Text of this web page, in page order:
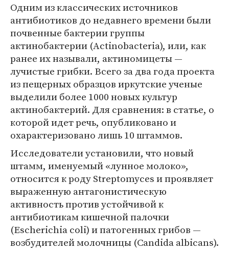
Одним из классических источников
антибиотиков до недавнего времени были
почвенные бактерии группы
актинобактерии (Actinobacteria), или, как
ранее их называли, актиномицеты —
лучистые грибки. Всего за два года проекта
из пещерных образцов иркутские ученые
выделили более 1000 новых культур
актинобактерий. Для сравнения: в статье, о
которой идет речь, опубликовано и
охарактеризовано лишь 10 штаммов.
Исследователи установили, что новый
штамм, именуемый «лунное молоко»,
относится к роду Streptomyces и проявляет
выраженную антагонистическую
активность против устойчивой к
антибиотикам кишечной палочки
(Escherichia coli) и патогенных грибов —
возбудителей молочницы (Candida albicans).